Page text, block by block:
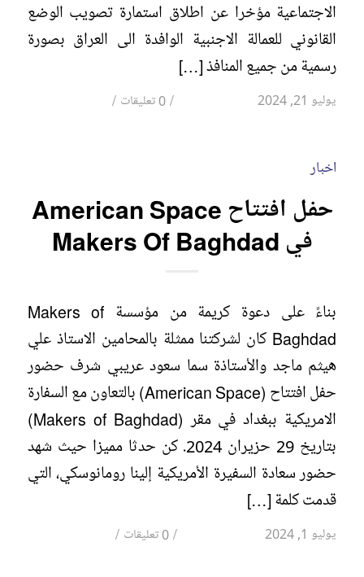
الاجتماعية مؤخرا عن اطلاق استمارة تصويب الوضع
القانوني للعمالة الاجنبية الوافدة الى العراق بصورة
رسمية من جميع المنافذ […]
يوليو 21, 2024 / 0 تعليقات /
اخبار
حفل افتتاح American Space
في Makers Of Baghdad
بناءً على دعوة كريمة من مؤسسة Makers of
Baghdad كان لشركتنا ممثلة بالمحامين الاستاذ علي
هيثم ماجد والأستاذة سما سعود عريبي شرف حضور
حفل افتتاح (American Space) بالتعاون مع السفارة
الامريكية ببغداد في مقر (Makers of Baghdad)
بتاريخ 29 حزيران 2024. كن حدثا مميزا حيث شهد
حضور سعادة السفيرة الأمريكية إلينا رومانوسكي، التي
قدمت كلمة […]
يوليو 1, 2024 / 0 تعليقات /